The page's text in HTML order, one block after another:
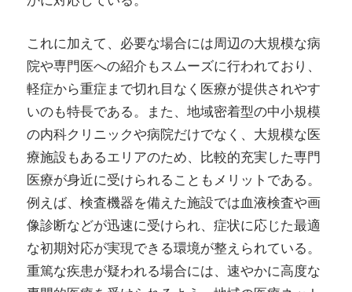
これに加えて、必要な場合には周辺の大規模な病
院や専門医への紹介もスムーズに行われており、
軽症から重症まで切れ目なく医療が提供されやす
いのも特長である。また、地域密着型の中小規模
の内科クリニックや病院だけでなく、大規模な医
療施設もあるエリアのため、比較的充実した専門
医療が身近に受けられることもメリットである。
例えば、検査機器を備えた施設では血液検査や画
像診断などが迅速に受けられ、症状に応じた最適
な初期対応が実現できる環境が整えられている。
重篤な疾患が疑われる場合には、速やかに高度な